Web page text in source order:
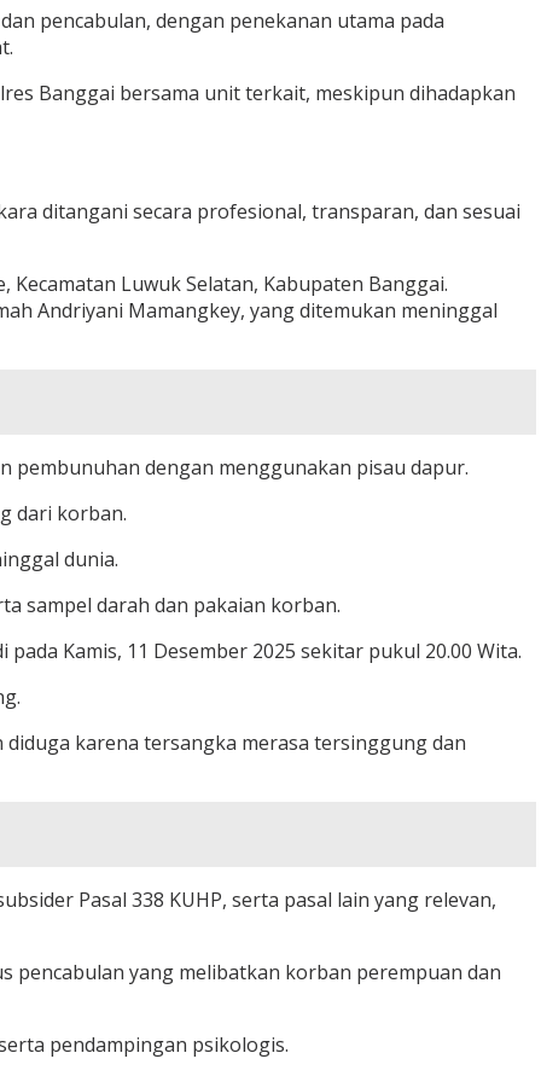
pencabulan, dengan penekanan utama pada
Banggai bersama unit terkait, meskipun dihadapkan
ditangani secara profesional, transparan, dan sesuai
Luwuk Selatan, Kabupaten Banggai.
Andriyani Mamangkey, yang ditemukan meninggal
pembunuhan dengan menggunakan pisau dapur.
dari korban.
dunia.
sampel darah dan pakaian korban.
Kamis, 11 Desember 2025 sekitar pukul 20.00 Wita.
karena tersangka merasa tersinggung dan
Pasal 338 KUHP, serta pasal lain yang relevan,
pencabulan yang melibatkan korban perempuan dan
pendampingan psikologis.